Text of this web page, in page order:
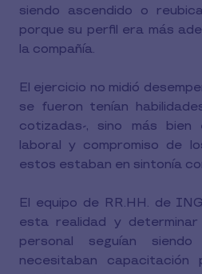
siendo ascendido o
porque su perfil era más
la compañía.
El ejercicio no midió
se fueron tenían
cotizadas-, sino más bien
laboral y compromiso de
estos estaban en sintonía
El equipo de RR.HH. de
esta realidad y determinar
personal seguían
necesitaban